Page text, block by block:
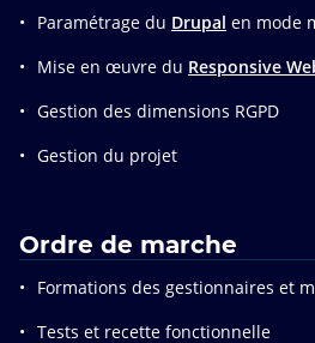
Paramétrage du Drupal en mode
Mise en œuvre du Responsive
Gestion des dimensions RGPD
Gestion du projet
Ordre de marche
Formations des gestionnaires et
Tests et recette fonctionnelle